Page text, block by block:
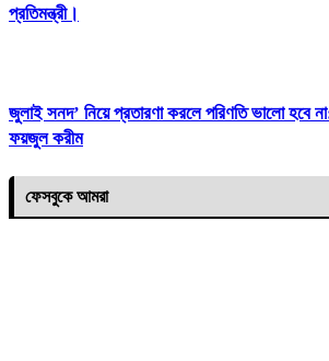
প্রতিমন্ত্রী।
জুলাই সনদ’ নিয়ে প্রতারণা করলে পরিণতি ভালো হবে
ফয়জুল করীম
ফেসবুকে আমরা